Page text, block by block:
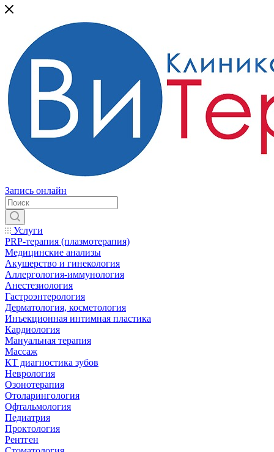
Запись онлайн
Услуги
PRP-терапия (плазмотерапия)
Медицинские анализы
Акушерство и гинекология
Аллергология-иммунология
Анестезиология
Гастроэнтерология
Дерматология, косметология
Инъекционная интимная пластика
Кардиология
Мануальная терапия
Массаж
КТ диагностика зубов
Неврология
Озонотерапия
Отоларингология
Офтальмология
Педиатрия
Проктология
Рентген